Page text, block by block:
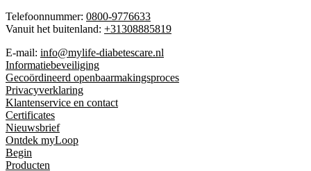
Telefoonnummer: 0800-9776633
Vanuit het buitenland: +31308885819
E-mail: info@mylife-diabetescare.nl
Informatiebeveiliging
Gecoördineerd openbaarmakingsproces
Privacyverklaring
Klantenservice en contact
Certificates
Nieuwsbrief
Ontdek myLoop
Begin
Producten